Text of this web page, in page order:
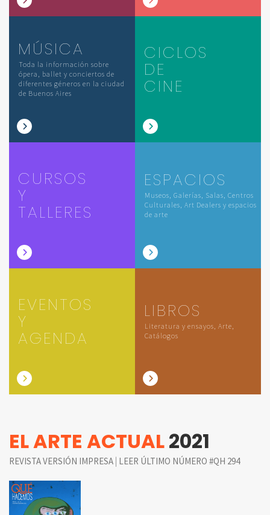
MÚSICA
Toda la información sobre
ópera, ballet y conciertos de
diferentes géneros en la ciudad
de Buenos Aires
CICLOS
DE
CINE
CURSOS
Y
TALLERES
ESPACIOS
Museos, Galerías, Salas, Centros
Culturales, Art Dealers y espacios
de arte
EVENTOS
Y
AGENDA
LIBROS
Literatura y ensayos, Arte,
Catálogos
EL ARTE ACTUAL2021
REVISTA VERSIÓN IMPRESA | LEER ÚLTIMO NÚMERO #QH 294